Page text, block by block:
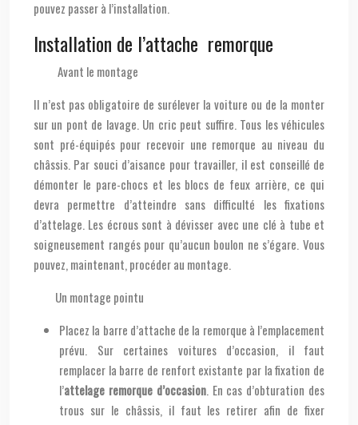
pouvez passer à l’installation.
Installation de l’attache remorque
Avant le montage
Il n’est pas obligatoire de surélever la voiture ou de la monter
sur un pont de lavage. Un cric peut suffire. Tous les véhicules
sont pré-équipés pour recevoir une remorque au niveau du
châssis. Par souci d’aisance pour travailler, il est conseillé de
démonter le pare-chocs et les blocs de feux arrière, ce qui
devra permettre d’atteindre sans difficulté les fixations
d’attelage. Les écrous sont à dévisser avec une clé à tube et
soigneusement rangés pour qu’aucun boulon ne s’égare. Vous
pouvez, maintenant, procéder au montage.
Un montage pointu
Placez la barre d’attache de la remorque à l’emplacement
prévu. Sur certaines voitures d’occasion, il faut
remplacer la barre de renfort existante par la fixation de
l’attelage remorque d’occasion. En cas d’obturation des
trous sur le châssis, il faut les retirer afin de fixer